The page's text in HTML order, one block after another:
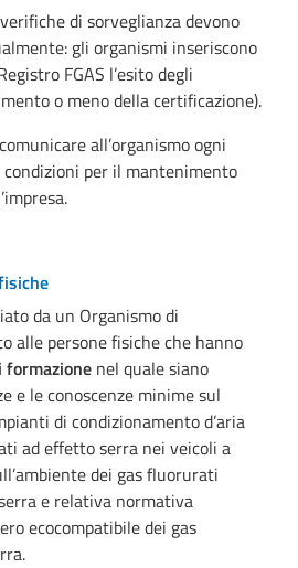
di sorveglianza devono
gli organismi inseriscono
FGAS l’esito degli
o meno della certificazione).
all’organismo ogni
per il mantenimento
da un Organismo di
alle persone fisiche che hanno
formazione nel quale siano
e le conoscenze minime sul
di condizionamento d’aria
ad effetto serra nei veicoli a
dei gas fluorurati
e relativa normativa
ecocompatibile dei gas